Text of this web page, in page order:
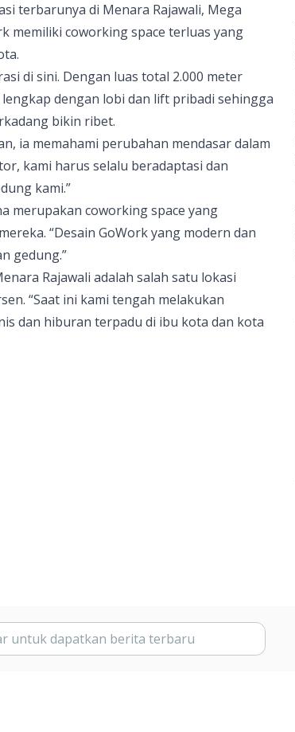
terbarunya di Menara Rajawali, Mega
memiliki coworking space terluas yang
di sini. Dengan luas total 2.000 meter
dengan lobi dan lift pribadi sehingga
bikin ribet.
ia memahami perubahan mendasar dalam
kami harus selalu beradaptasi dan
kami.”
merupakan coworking space yang
“Desain GoWork yang modern dan
gedung.”
Rajawali adalah salah satu lokasi
“Saat ini kami tengah melakukan
dan hiburan terpadu di ibu kota dan kota